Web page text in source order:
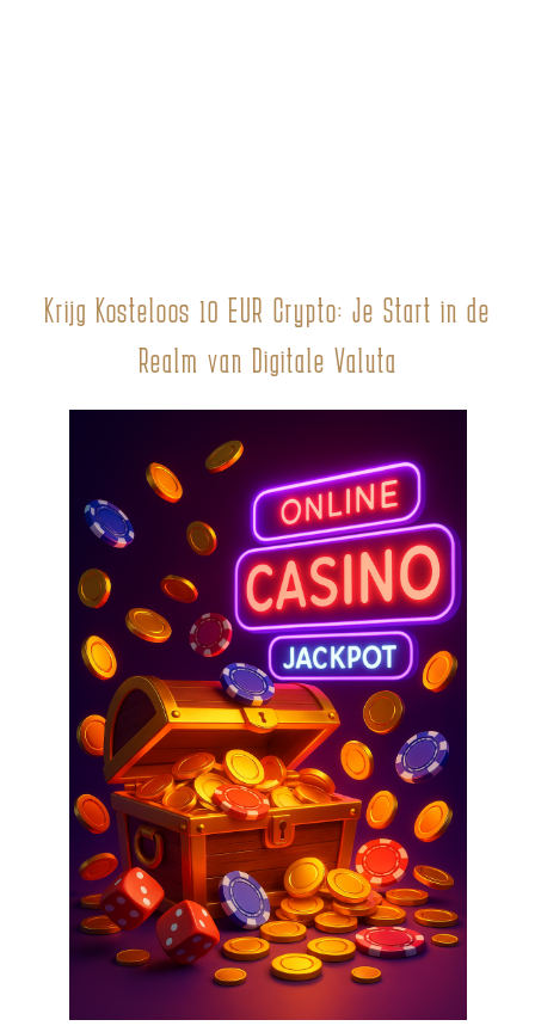
Krijg Kosteloos 10 EUR Crypto: Je Start in de
Realm van Digitale Valuta